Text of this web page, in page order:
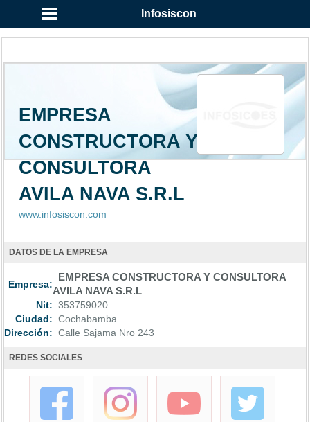
Infosiscon
EMPRESA
CONSTRUCTORA Y
CONSULTORA
AVILA NAVA S.R.L
www.infosiscon.com
DATOS DE LA EMPRESA
Empresa:
EMPRESA CONSTRUCTORA Y CONSULTORA
AVILA NAVA S.R.L
Nit: 353759020
Ciudad: Cochabamba
Dirección: Calle Sajama Nro 243
REDES SOCIALES